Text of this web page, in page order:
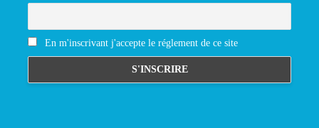
En m'inscrivant j'accepte le réglement de ce site